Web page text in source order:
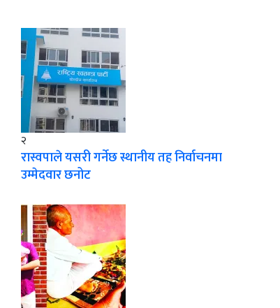
२
रास्वपाले यसरी गर्नेछ स्थानीय तह निर्वाचनमा
उम्मेदवार छनोट